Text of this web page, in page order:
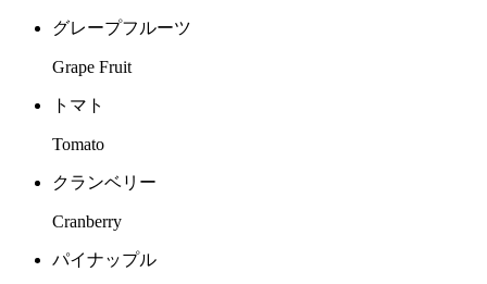
グレープフルーツ
Grape Fruit
トマト
Tomato
クランベリー
Cranberry
パイナップル